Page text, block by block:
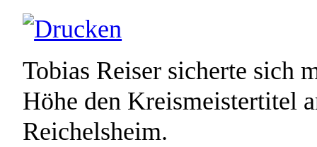
Tobias Reiser sicherte sich
Höhe den Kreismeistertitel
Reichelsheim.